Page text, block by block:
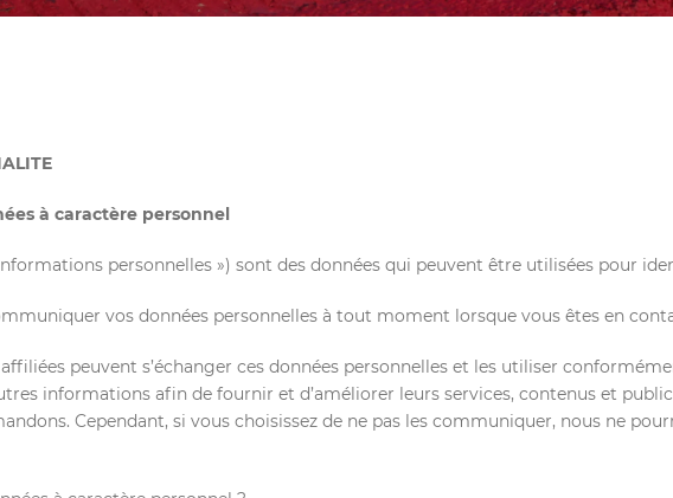
à caractère personnel
personnelles ») sont des données qui peuvent être utilisées pour
vos données personnelles à tout moment lorsque vous êtes en
peuvent s’échanger ces données personnelles et les utiliser
informations afin de fournir et d’améliorer leurs services, contenus et
Cependant, si vous choisissez de ne pas les communiquer, nous ne